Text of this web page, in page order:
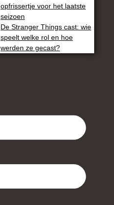
opfrissertje voor het laatste
seizoen
De Stranger Things cast: wie
speelt welke rol en hoe
werden ze gecast?